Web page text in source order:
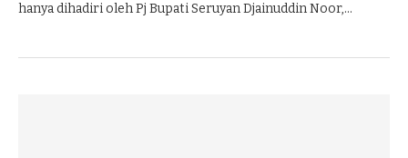
hanya dihadiri oleh Pj Bupati Seruyan Djainuddin Noor,…